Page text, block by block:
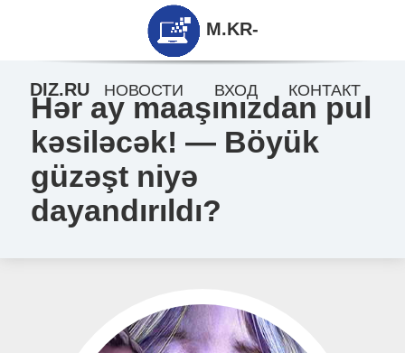
Hər ay maaşınızdan pul
kəsiləcək! — Böyük
güzəşt niyə
dayandırıldı?
M.KR-
DIZ.RU НОВОСТИ ВХОД КОНТАКТ